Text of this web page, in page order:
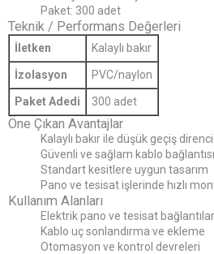
Paket: 300 adet
Teknik / Performans Değerleri
İletken Kalaylı bakır
İzolasyon PVC/naylon
Paket Adedi 300 adet
Öne Çıkan Avantajlar
Kalaylı bakır ile düşük geçiş
Güvenli ve sağlam kablo bağlantısı
Standart kesitlere uygun tasarım
Pano ve tesisat işlerinde hızlı
Kullanım Alanları
Elektrik pano ve tesisat
Kablo uç sonlandırma ve ekleme
Otomasyon ve kontrol devreleri